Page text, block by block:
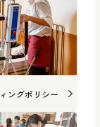
ングポリシー